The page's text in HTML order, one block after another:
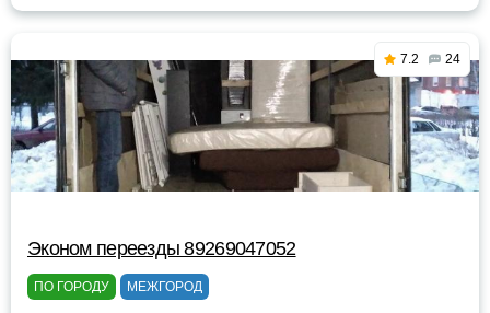
7.2 24
Эконом переезды 89269047052
ПО ГОРОДУ МЕЖГОРОД